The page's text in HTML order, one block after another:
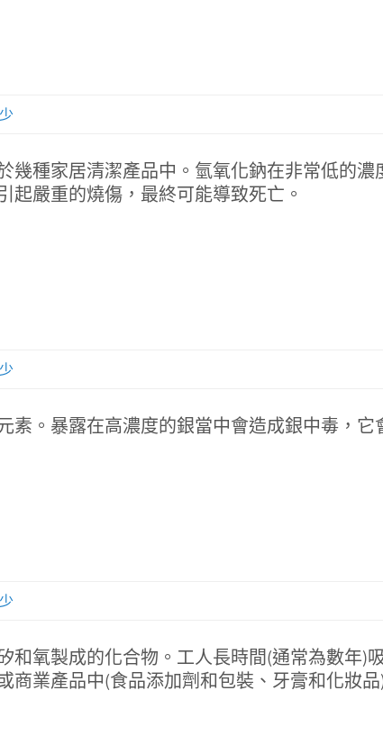
幾種家居清潔產品中。氫氧化鈉在非常低的
起嚴重的燒傷，最終可能導致死亡。
素。暴露在高濃度的銀當中會造成銀中毒，它
和氧製成的化合物。工人長時間(通常為數年)
商業產品中(食品添加劑和包裝、牙膏和化妝